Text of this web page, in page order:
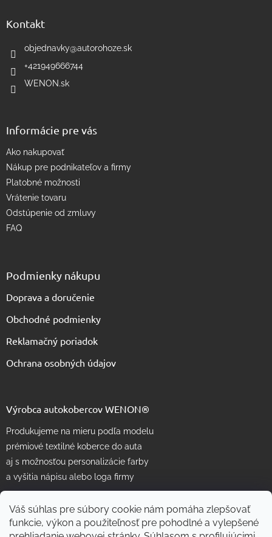
Váš súhlas pre súbory cookie nám pomáha zlepšovať
funkcie, výkon a použiteľnosť pre pohodlné a vylepšené
Kontakt
objednavky@autorohoze.sk
+421949666744
WENON.sk
Informácie pre vás
Ako nakupovať
Nákup pre podnikateľov a firmy
Platobné možnosti
Vrátenie tovaru
Odstúpenie od zmluvy
FAQ
Podmienky nákupu
Doprava a doručenie
Obchodné podmienky
Reklamačný poriadok
Ochrana osobných údajov
Výrobca autokobercov WENON®
Produkujeme na mieru podľa modelu
prémiové textilné koberce do auta
aj s možnosťou personalizácie farby
a vyšitia nápisu alebo loga firmy